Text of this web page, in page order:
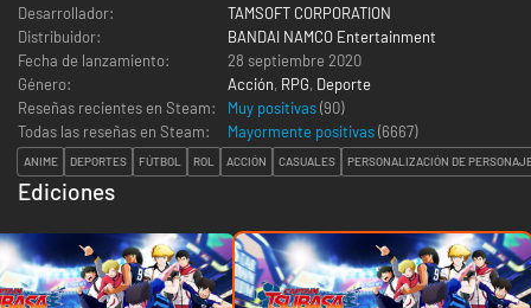
Desarrollador:
TAMSOFT CORPORATION
Distribuidor:
BANDAI NAMCO Entertainment
Fecha de lanzamiento:
28 septiembre 2020
Género:
Acción, RPG, Deporte
Reseñas recientes en Steam:
Muy positivas(90)
Todas las reseñas en Steam:
Mayormente positivas(6667)
ANIME DEPORTES FÚTBOL ROL ACCIÓN CASUALES PERSONALIZACIÓN DE
Ediciones